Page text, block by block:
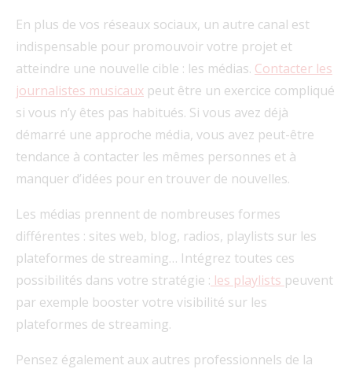
En plus de vos réseaux sociaux, un autre canal est
indispensable pour promouvoir votre projet et
atteindre une nouvelle cible : les médias. Contacter les
journalistes musicaux peut être un exercice compliqué
si vous n’y êtes pas habitués. Si vous avez déjà
démarré une approche média, vous avez peut-être
tendance à contacter les mêmes personnes et à
manquer d’idées pour en trouver de nouvelles.
Les médias prennent de nombreuses formes
différentes : sites web, blog, radios, playlists sur les
plateformes de streaming… Intégrez toutes ces
possibilités dans votre stratégie : les playlists peuvent
par exemple booster votre visibilité sur les
plateformes de streaming.
Pensez également aux autres professionnels de la